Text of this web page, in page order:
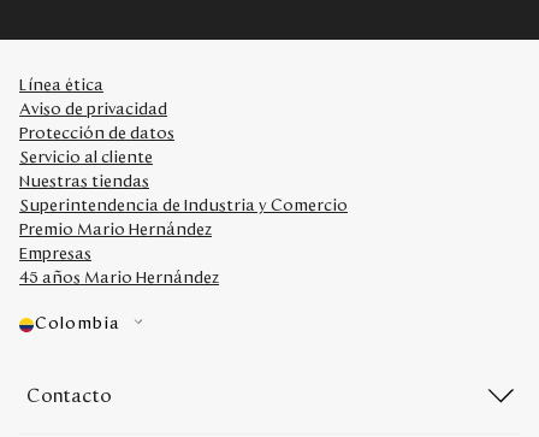
Línea ética
Aviso de privacidad
Protección de datos
Servicio al cliente
Nuestras tiendas
Superintendencia de Industria y Comercio
Premio Mario Hernández
Empresas
45 años Mario Hernández
Colombia
Contacto